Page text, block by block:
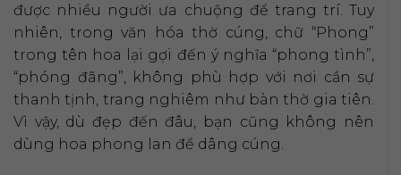
được nhiều người ưa chuộng để trang trí. Tuy
nhiên, trong văn hóa thờ cúng, chữ “Phong”
trong tên hoa lại gợi đến ý nghĩa “phong tình”,
“phóng đãng”, không phù hợp với nơi cần sự
thanh tịnh, trang nghiêm như bàn thờ gia tiên.
Vì vậy, dù đẹp đến đâu, bạn cũng không nên
dùng hoa phong lan để dâng cúng.